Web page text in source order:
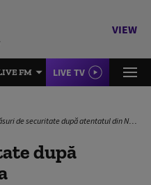
VIEW
FM LIVE TV
de securitate după atentatul din Nisa
după